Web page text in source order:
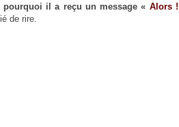
il a reçu un message « Alors !
de rire.